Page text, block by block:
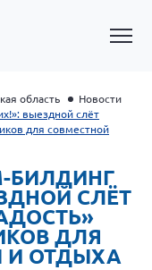
область
Новости
выездной слёт
для совместной
БИЛДИНГ
СЛЁТ
ДЛЯ
И ОТДЫХА